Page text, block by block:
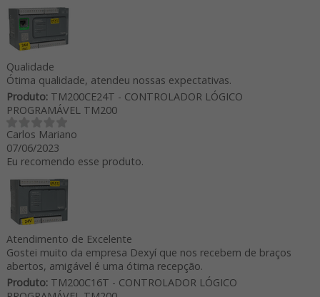
Qualidade
Ótima qualidade, atendeu nossas expectativas.
Produto:TM200CE24T - CONTROLADOR LÓGICO
PROGRAMÁVEL TM200
Carlos Mariano
07/06/2023
Eu recomendo esse produto.
Atendimento de Excelente
Gostei muito da empresa Dexyí que nos recebem de braços
abertos, amigável é uma ótima recepção.
Produto:TM200C16T - CONTROLADOR LÓGICO